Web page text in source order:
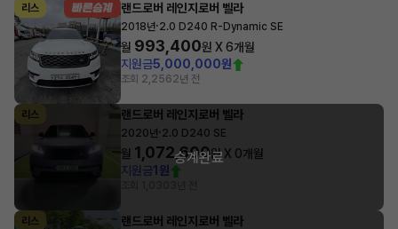
리스 랜드로버 레인지로버 벨라
2018년·2.0 D240 R-Dynamic SE
월 993,400원 X6개월
지원금5,000,000원
조회 2,2562년 전
리스 랜드로버 레인지로버 벨라
2020년· 2.0 D240 SE
월 1,072,600원 X 0개월
지원금1원
승계완료
리스 랜드로버 레인지로버 벨라